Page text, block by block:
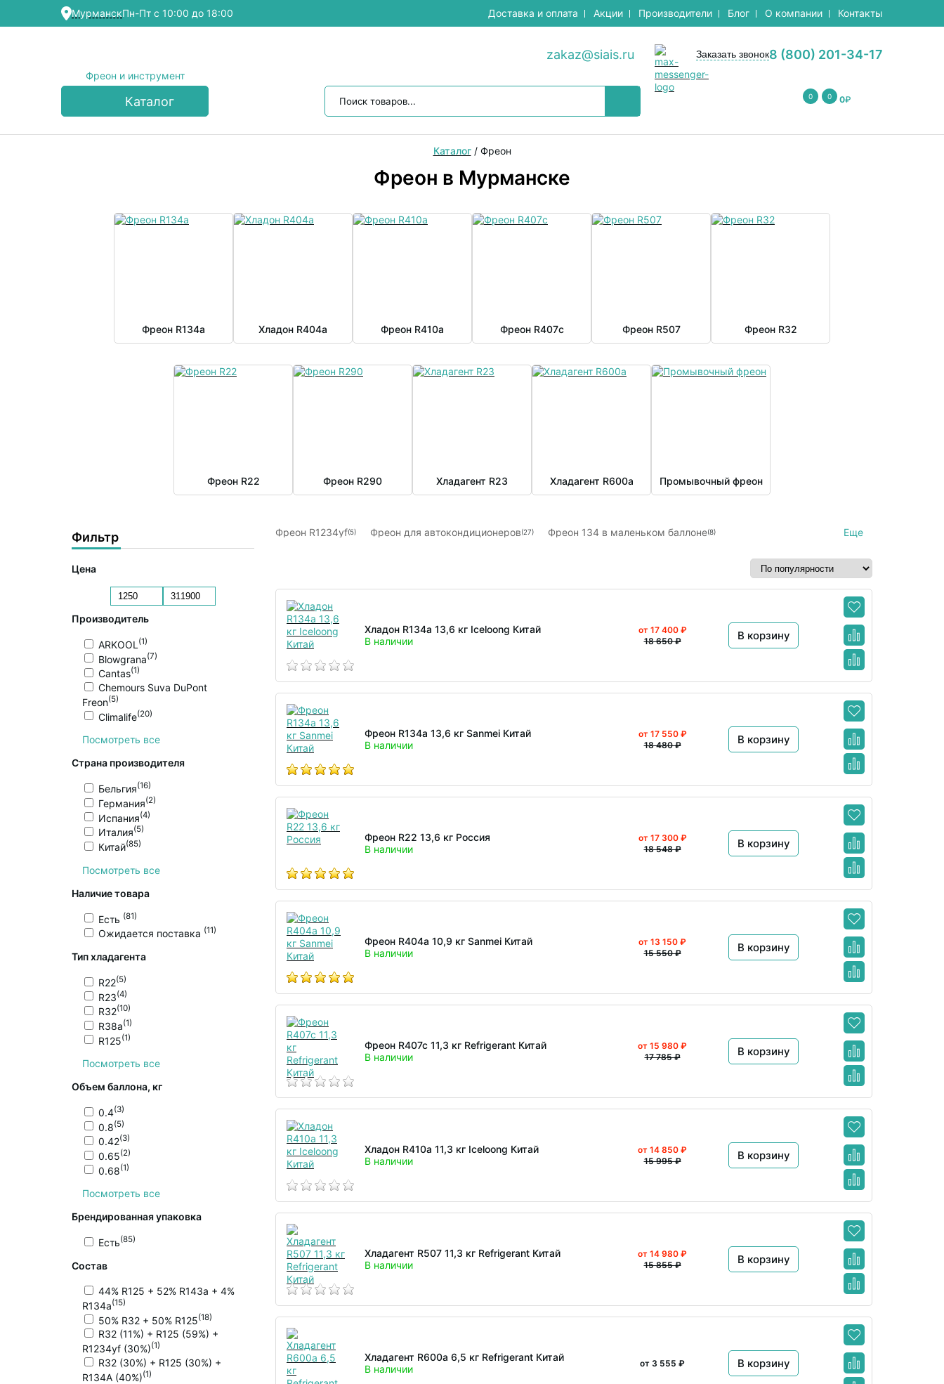
МурманскПн-Пт с 10:00 до 18:00 Доставка и оплата Акции Производители Блог О компании Контакты
Фреон и инструмент
zakaz@siais.ru 8 (800) 201-34-17
Заказать звонок
Каталог 0 0 0₽
Каталог/ Фреон
Фреон в Мурманске
Фреон R134a Хладон R404a Фреон R410a Фреон R407с Фреон R507 Фреон R32
Фреон R22 Фреон R290 Хладагент R23 Хладагент R600a Промывочный фреон
Фильтр
Цена
Производитель
ARKOOL (1)
Blowgrana(7)
Cantas(1)
Chemours Suva DuPont
Freon(5)
Climalife(20)
Посмотреть все
Страна производителя
Бельгия(16)
Германия(2)
Испания(4)
Италия(5)
Китай(85)
Посмотреть все
Наличие товара
Есть (81)
Ожидается поставка (11)
Тип хладагента
R22(5)
R23(4)
R32(10)
R38a(1)
R125(1)
Посмотреть все
Объем баллона, кг
0.4(3)
0.8(5)
0.42(3)
0.65(2)
0.68(1)
Посмотреть все
Брендированная упаковка
Есть(85)
Состав
44% R125 + 52% R143a + 4%
R134a(15)
50% R32 + 50% R125(18)
R32 (11%) + R125 (59%) +
R1234yf (30%)(1)
R32 (30%) + R125 (30%) +
R134A (40%)(1)
Фреон R1234yf(5) Фреон для автокондиционеров(27) Фреон 134 в маленьком баллоне(8) Еще
Хладон R134a 13,6 кг Iceloong Китай
В наличии
18 650 ₽
от 17 400 ₽ В корзину
Фреон R134а 13,6 кг Sanmei Китай
В наличии
18 480 ₽
от 17 550 ₽ В корзину
Фреон R22 13,6 кг Россия
В наличии
18 548 ₽
от 17 300 ₽ В корзину
Фреон R404a 10,9 кг Sanmei Китай
В наличии
15 550 ₽
от 13 150 ₽ В корзину
Фреон R407c 11,3 кг Refrigerant Китай
В наличии
17 785 ₽
от 15 980 ₽ В корзину
Хладон R410a 11,3 кг Iceloong Китай
В наличии
15 995 ₽
от 14 850 ₽ В корзину
Хладагент R507 11,3 кг Refrigerant Китай
В наличии
15 855 ₽
от 14 980 ₽ В корзину
Хладагент R600a 6,5 кг Refrigerant Китай
В наличии
от 3 555 ₽ В корзину